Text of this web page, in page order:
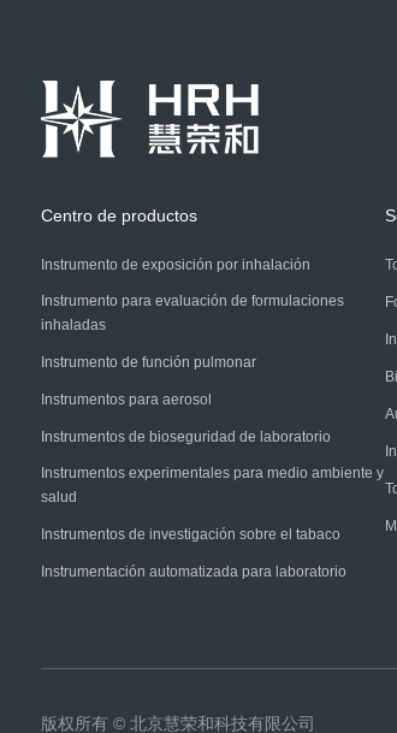
qumicos y pesticidas sobre el
+
Centro de productos
Instrumento de exposición por inhalación
Instrumento para evaluación de formulaciones
inhaladas
Instrumento de función pulmonar
Instrumentos para aerosol
Instrumentos de bioseguridad de laboratorio
Instrumentos experimentales para medio ambiente y
salud
Instrumentos de investigación sobre el tabaco
Instrumentación automatizada para laboratorio
版权所有 © 北京慧荣和科技有限公司